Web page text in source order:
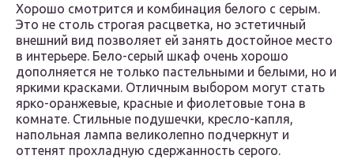
Хорошо смотрится и комбинация белого с серым.
Это не столь строгая расцветка, но эстетичный
внешний вид позволяет ей занять достойное место
в интерьере. Бело-серый шкаф очень хорошо
дополняется не только пастельными и белыми, но и
яркими красками. Отличным выбором могут стать
ярко-оранжевые, красные и фиолетовые тона в
комнате. Стильные подушечки, кресло-капля,
напольная лампа великолепно подчеркнут и
оттенят прохладную сдержанность серого.